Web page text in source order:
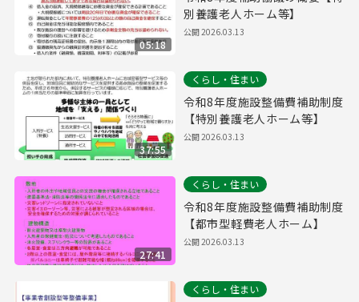
05:18
別養護老人ホーム等】
公開2026.03.13
37:55
くらし・住まい
令和8年度施設整備費補助制度
【特別養護老人ホーム等】
公開2026.03.13
27:41
くらし・住まい
令和8年度施設整備費補助制度
【都市型軽費老人ホーム】
公開2026.03.13
くらし・住まい